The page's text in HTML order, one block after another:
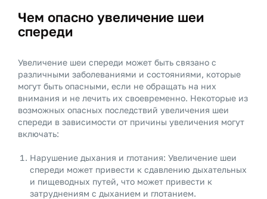
Чем опасно увеличение шеи
спереди
Увеличение шеи спереди может быть связано с
различными заболеваниями и состояниями, которые
могут быть опасными, если не обращать на них
внимания и не лечить их своевременно. Некоторые из
возможных опасных последствий увеличения шеи
спереди в зависимости от причины увеличения могут
включать:
Нарушение дыхания и глотания: Увеличение шеи
спереди может привести к сдавлению дыхательных
и пищеводных путей, что может привести к
затруднениям с дыханием и глотанием.